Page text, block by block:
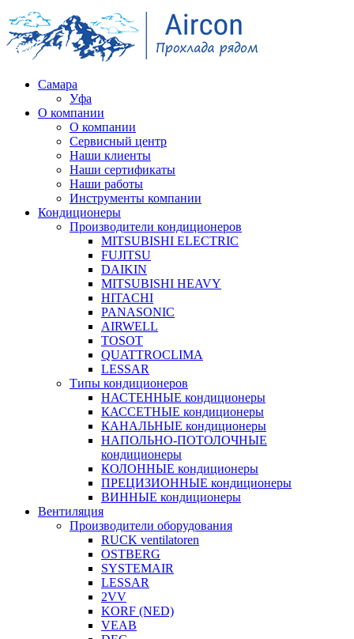
Самара
Уфа
О компании
О компании
Сервисный центр
Наши клиенты
Наши сертификаты
Наши работы
Инструменты компании
Кондиционеры
Производители кондиционеров
MITSUBISHI ELECTRIC
FUJITSU
DAIKIN
MITSUBISHI HEAVY
HITACHI
PANASONIC
AIRWELL
TOSOT
QUATTROCLIMA
LESSAR
Типы кондиционеров
НАСТЕННЫЕ кондиционеры
КАССЕТНЫЕ кондиционеры
КАНАЛЬНЫЕ кондиционеры
НАПОЛЬНО-ПОТОЛОЧНЫЕ
кондиционеры
КОЛОННЫЕ кондиционеры
ПРЕЦИЗИОННЫЕ кондиционеры
ВИННЫЕ кондиционеры
Вентиляция
Производители оборудования
RUCK ventilatoren
OSTBERG
SYSTEMAIR
LESSAR
2VV
KORF (NED)
VEAB